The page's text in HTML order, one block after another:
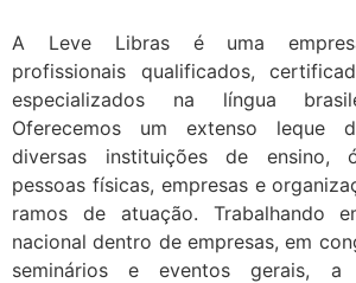
A Leve Libras é uma
profissionais qualificados,
especializados na língua
Oferecemos um extenso leque
diversas instituições de ensino,
pessoas físicas, empresas e
ramos de atuação. Trabalhando
nacional dentro de empresas, em
seminários e eventos gerais,